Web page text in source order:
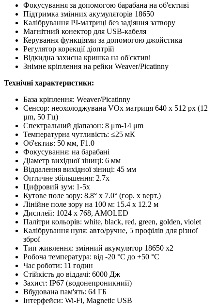
Фокусування за допомогою барабана на об'єктиві
Підтримка змінних акумуляторів 18650
Калібрування ІЧ-матриці без задіяння затвору
Магнітний конектор для USB-кабеля
Керування функціями за допомогою джойстика
Регулятор корекції діоптрій
Відкидна захисна кришка на об'єктиві
Знімне кріплення на рейки Weaver/Picatinny
Технічні характеристики:
База кріплення: Weaver/Picatinny
Сенсор: неохолоджувана VOx матриця 640 х 512 px (12
µm, 50 Гц)
Спектральний діапазон: 8 μm-14 μm
Температурна чутливість: ≤25 мК
Об'єктив: 50 мм, F1.0
Фокусування: на барабані
Діаметр вихідної зіниці: 6 мм
Віддалення вихідної зіниці: 45 мм
Оптичне збільшення: 2.7х
Цифровий зум: 1-5х
Кутове поле зору: 8.8° х 7.0° (гор. x верт.)
Лінійне поле зору на 100 м: 15.4 x 12.2 м
Дисплей: 1024 x 768, AMOLED
Палітри кольорів: white, black, red, green, golden, violet
Калібрування нуля: авто/ручне, 5 профілів для різної
зброї
Тип живлення: змінний акумулятор 18650 x2
Робоча температура: від -20 °C до +50 °C
Час роботи: 11 годин
Стійкість до віддачі: 6000 Дж
Захист: IP67 (водонепроникний)
Вбудована пам'ять: 64 ГБ
Інтерфейси: Wi-Fi, Magnetic USB